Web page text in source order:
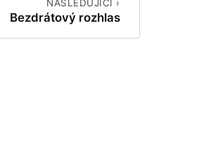
NÁSLEDUJÍCÍ ›
Bezdrátový rozhlas